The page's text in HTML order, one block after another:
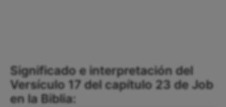
Significado e interpretación del
Versículo 17 del capítulo 23 de Job
en la Biblia: